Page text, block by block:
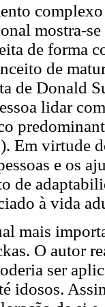
mostra-
de forma
de
de Donald
lidar
Em virtude
e os
de
à vida
mais
O autor
ser
idosos.